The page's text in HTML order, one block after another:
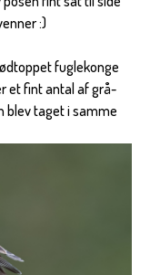
:)
fuglekonge
et fint antal af grå-
blev taget i samme